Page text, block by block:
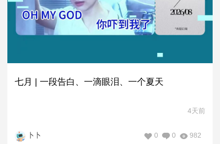
七月 | 一段告白、一滴眼泪、一个夏天
4天前
卜卜 982
0
0